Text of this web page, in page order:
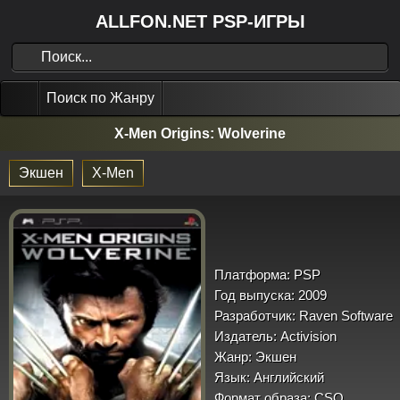
ALLFON.NET PSP-ИГРЫ
Поиск по Жанру
X-Men Origins: Wolverine
Экшен X-Men
Платформа: PSP
Год выпуска: 2009
Разработчик: Raven Software
Издатель: Activision
Жанр: Экшен
Язык: Английский